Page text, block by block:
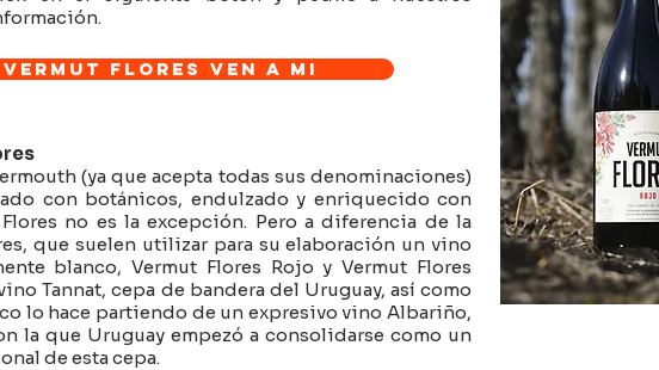
(ya que acepta todas sus denominaciones)
con botánicos, endulzado y enriquecido con
no es la excepción. Pero a diferencia de la
que suelen utilizar para su elaboración un vino
blanco, Vermut Flores Rojo y Vermut Flores
Tannat, cepa de bandera del Uruguay, así como
lo hace partiendo de un expresivo vino Albariño,
la que Uruguay empezó a consolidarse como un
de esta cepa.
Vermut Flores ven a mi